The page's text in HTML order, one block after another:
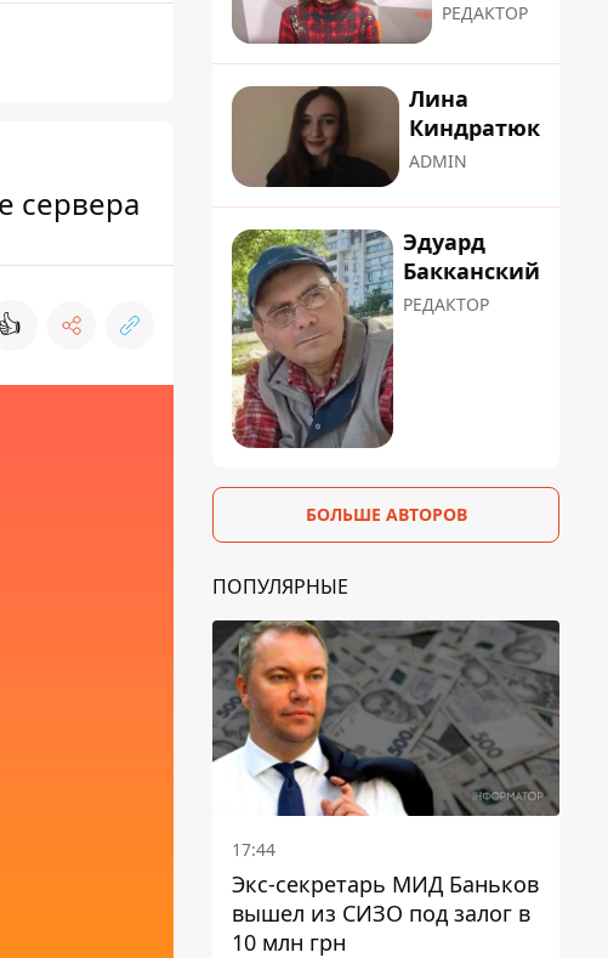
сервера
👍
РЕДАКТОР
Лина
Киндратюк
ADMIN
Эдуард
Бакканский
РЕДАКТОР
БОЛЬШЕ АВТОРОВ
ПОПУЛЯРНЫЕ
17:44
Экс-секретарь МИД Баньков
вышел из СИЗО под залог в
10 млн грн